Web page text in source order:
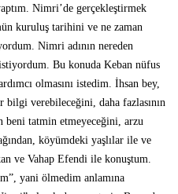
Nimri’de gerçekleştirmek
kuruluş tarihini ve ne zaman
Nimri adının nereden
Bu konuda Keban nüfus
olmasını istedim. İhsan bey,
bilgi verebileceğini, daha fazlasının
beni tatmin etmeyeceğini, arzu
köyümdeki yaşlılar ile ve
ve Vahap Efendi ile konuştum.
yani ölmedim anlamına